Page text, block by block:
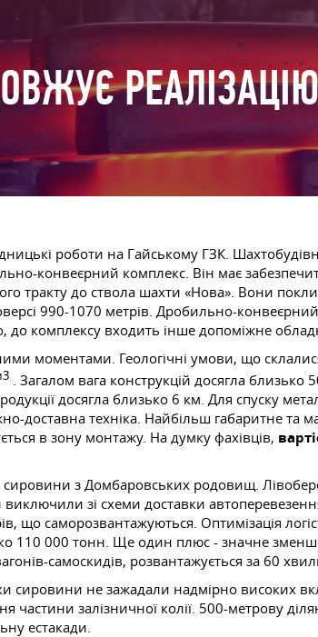
роботи на Гайському ГЗК.
конвеєрний комплекс. Він має
тракту до ствола шахти «Нова». Вони
990-1070 метрів. Дробильно-
до комплексу входить інше допоміжне
моментами. Геологічні умови, що
. Загалом вага конструкцій досягла
досягла близько 6 км. Для спуску
доставна техніка. Найбільш габаритне
в зону монтажу. На думку фахівців,
сировини з Домбаровських родовищ.
зі схеми доставки
що саморозвантажуються. Оптимізація
110 000 тонн. Ще один плюс - значне
самоскидів, розвантажується за 60
сировини не зажадали надмірно високих
залізничної колії. 500-метрову
естакади.